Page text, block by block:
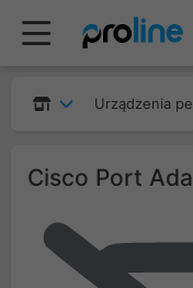
Urządzenia
Cisco Port